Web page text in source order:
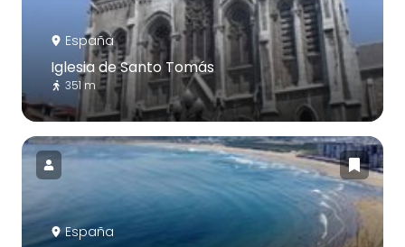
España
Iglesia de Santo Tomás
351 m
España